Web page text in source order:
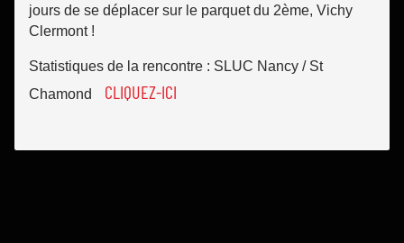
jours de se déplacer sur le parquet du 2ème, Vichy
Clermont !
Statistiques de la rencontre : SLUC Nancy / St
Chamond
CLIQUEZ-ICI